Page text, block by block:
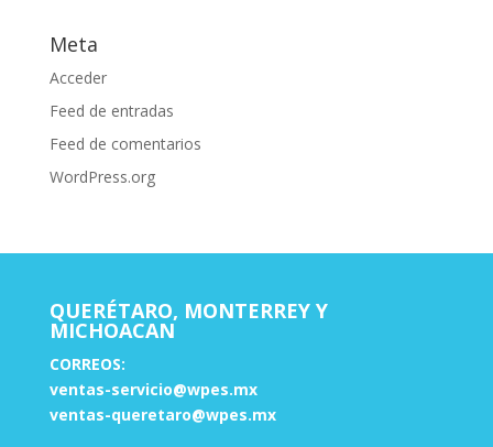
Meta
Acceder
Feed de entradas
Feed de comentarios
WordPress.org
QUERÉTARO, MONTERREY Y
MICHOACAN
CORREOS:
ventas-servicio@wpes.mx
ventas-queretaro@wpes.mx